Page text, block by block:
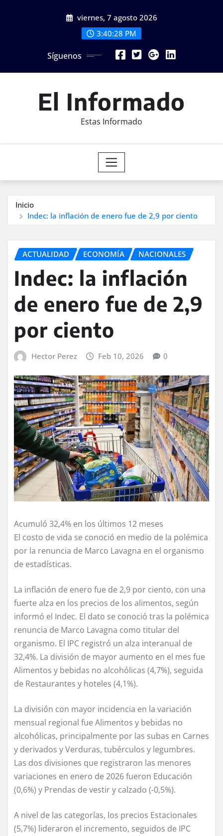
viernes, 7 agosto 2026
3:40:30 PM
Síguenos
El Informado
Estas Informado
Inicio
Indec: la inflación de enero fue de 2,9 por ciento
ACTUALIDAD ECONOMÍA NACIONALES
Indec: la inflación
de enero fue de 2,9
por ciento
Hector Perez Feb 10, 2026 0
Acumuló 32,4% en los últimos 12 meses
El costo de vida se conoció en medio de la polémica
por la renuncia de Marco Lavagna en el organismo
de estadísticas.
La inflación de enero fue de 2,9 por ciento, con una
fuerte alza en los precios de los alimentos, según
informó el Indec. El dato se conoció tras la polémica
renuncia de Marco Lavagna como titular del
organismo. El IPC registró un alza interanual de
32,4%. La división de mayor aumento en el mes fue
Alimentos y bebidas no alcohólicas (4,7%), seguida
de Restaurantes y hoteles (4,1%).
La división con mayor incidencia en la variación
mensual regional fue Alimentos y bebidas no
alcohólicas, principalmente por las subas en Carnes
y derivados y Verduras, tubérculos y legumbres.
Las dos divisiones que registraron las menores
variaciones en enero de 2026 fueron Educación
(0,6%) y Prendas de vestir y calzado (-0,5%).
A nivel de las categorías, los precios Estacionales
(5,7%) lideraron el incremento, seguidos de IPC